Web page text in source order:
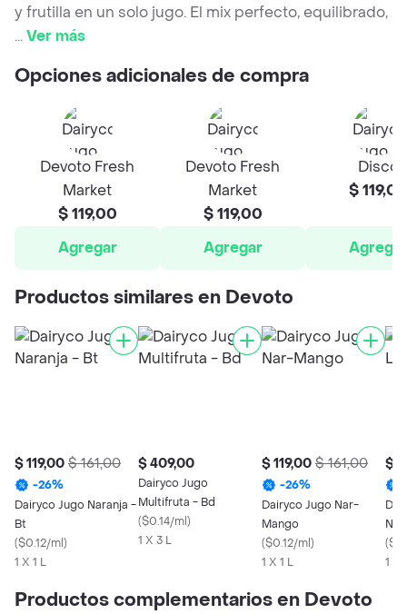
y frutilla en un solo jugo. El mix perfecto, equilibrado,
...Ver más
Opciones adicionales de compra
Devoto Fresh
Market
$ 119,00
Agregar
Devoto Fresh
Market
$ 119,00
Agregar
Disco
$ 119,00
Agregar
Productos similares en Devoto
$ 119,00 $ 161,00
-26%
Dairyco Jugo Naranja -
Bt
($0.12/ml)
1 X 1 L
$ 409,00
Dairyco Jugo
Multifruta - Bd
($0.14/ml)
1 X 3 L
$ 119,00 $ 161,00
-26%
Dairyco Jugo Nar-
Mango
($0.12/ml)
1 X 1 L
$
(
1 X
Productos complementarios en Devoto